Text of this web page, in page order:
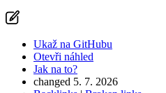
Ukaž na GitHubu
Otevři náhled
Jak na to?
changed 5. 7. 2026